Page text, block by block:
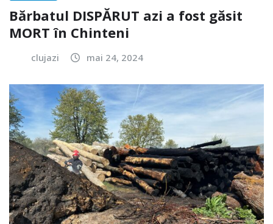
Bărbatul DISPĂRUT azi a fost găsit
MORT în Chinteni
clujazi mai 24, 2024